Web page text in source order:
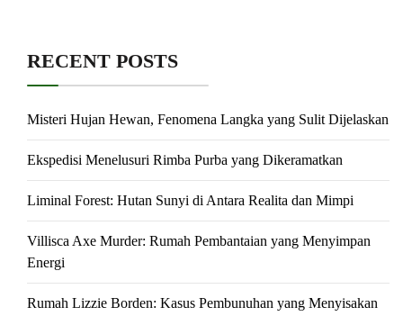
RECENT POSTS
Misteri Hujan Hewan, Fenomena Langka yang Sulit Dijelaskan
Ekspedisi Menelusuri Rimba Purba yang Dikeramatkan
Liminal Forest: Hutan Sunyi di Antara Realita dan Mimpi
Villisca Axe Murder: Rumah Pembantaian yang Menyimpan
Energi
Rumah Lizzie Borden: Kasus Pembunuhan yang Menyisakan